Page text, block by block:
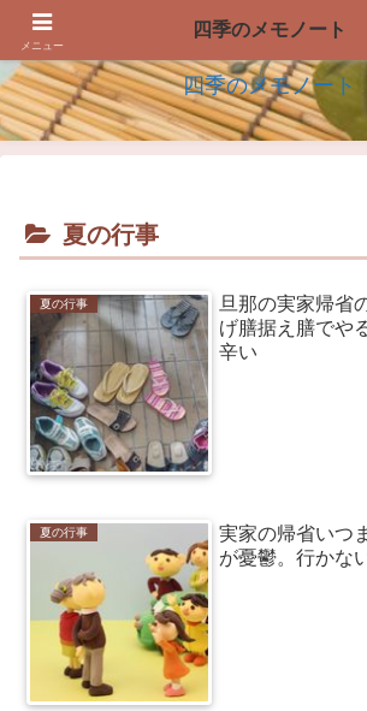
四季の生活を楽しむアイデアのメモ
四季のメモノート
夏の行事
夏の行事
旦那の実家帰省
げ膳据え膳でや
辛い
夏の行事
実家の帰省いつ
が憂鬱。行かな
メニュー
四季のメモノート